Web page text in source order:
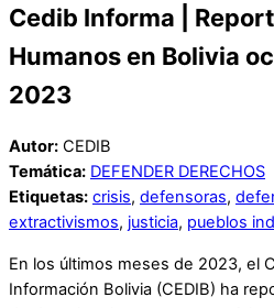
Cedib Informa |
Humanos en Bolivia
2023
Autor: CEDIB
Temática: DEFENDER DERECHOS
Etiquetas: crisis, defensoras,
extractivismos, justicia, pueblos
En los últimos meses de 2023, el
Información Bolivia (CEDIB) ha